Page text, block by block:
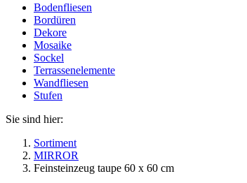
Bodenfliesen
Bordüren
Dekore
Mosaike
Sockel
Terrassenelemente
Wandfliesen
Stufen
Sie sind hier:
Sortiment
MIRROR
Feinsteinzeug taupe 60 x 60 cm